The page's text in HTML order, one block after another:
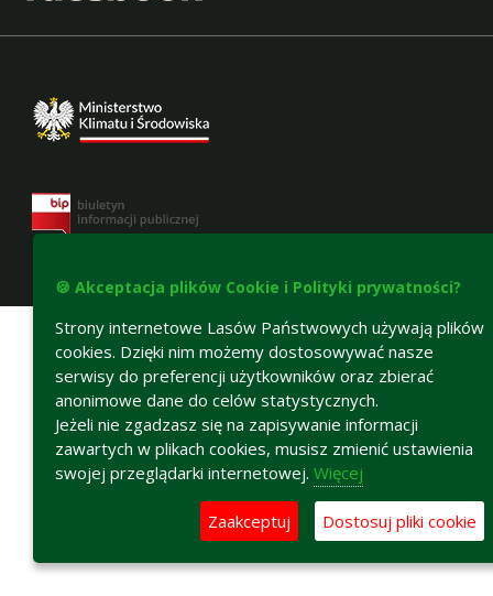
Deklaracja dostępności
🍪 Akceptacja plików Cookie i Polityki prywatności?
Strony internetowe Lasów Państwowych używają plików
cookies. Dzięki nim możemy dostosowywać nasze
serwisy do preferencji użytkowników oraz zbierać
anonimowe dane do celów statystycznych.
Jeżeli nie zgadzasz się na zapisywanie informacji
zawartych w plikach cookies, musisz zmienić ustawienia
swojej przeglądarki internetowej. Więcej
Zaakceptuj Dostosuj pliki cookie